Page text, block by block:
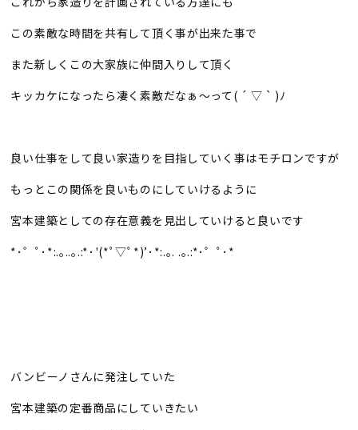
この素敵な時間を共有して頂く事が出来た事で
また新しくこの大家族に仲間入りして頂く
キッカケになったら凄く素敵だなぁ〜って( ´ ▽ ` )ﾉ
良い仕事をして良い家造りを目指していく事はモチロンですが
もっとこの関係を良いものにしていけるように
宮本建築としての存在意義を見出していけると良いです
*･゜ﾟ･*:.｡..｡.:*･'(*ﾟ▽ﾟ*)’･*:.｡. .｡.:*･゜ﾟ･*
バンビーノさんに発注していた
宮本建築の定番商品にしていきたい